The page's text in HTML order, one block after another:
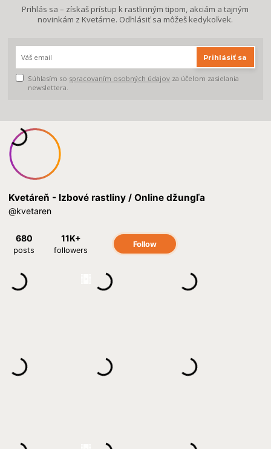
Prihlás sa – získaš prístup k rastlinným tipom, akciám a tajným
novinkám z Kvetárne. Odhlásiť sa môžeš kedykoľvek.
Prihlásiť sa
Súhlasím so spracovaním osobných údajov za účelom zasielania
newslettera.